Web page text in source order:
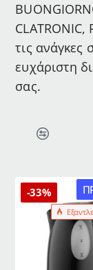
τις ανάγκες
ευχάριστη
σας.
-33%